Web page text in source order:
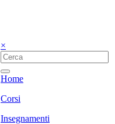
×
Home
Corsi
Insegnamenti